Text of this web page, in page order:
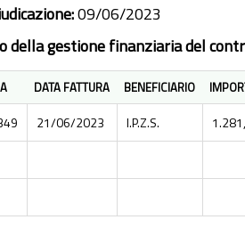
09/06/2023
della gestione finanziaria del
DATA FATTURA BENEFICIARIO
21/06/2023 I.P.Z.S.